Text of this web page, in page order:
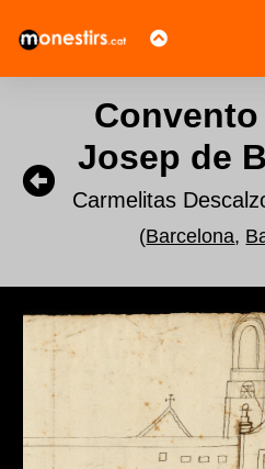
Josep de
Carmelitas
(Barcelona,